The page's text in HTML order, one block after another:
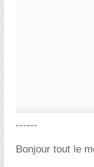
------
Bonjour tout le